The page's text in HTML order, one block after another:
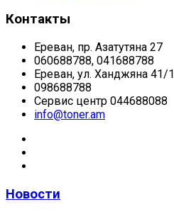
Контакты
Ереван, пр. Азатутяна 27
060688788, 041688788
Ереван, ул. Ханджяна 41/1
098688788
Сервис центр 044688088
info@toner.am
Новости